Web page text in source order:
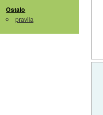
Ostalo
pravila